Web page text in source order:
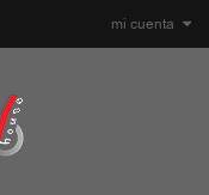
mi cuenta